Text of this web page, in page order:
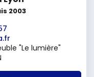
2003
"Le lumière"